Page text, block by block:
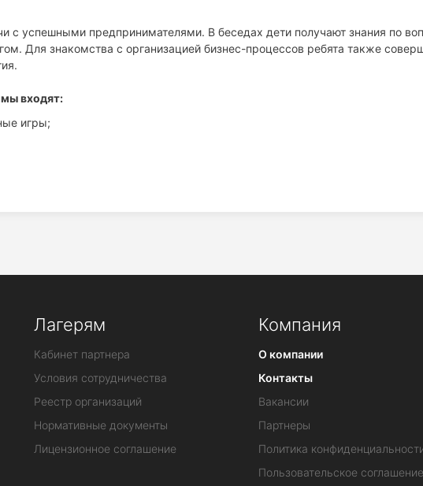
с успешными предпринимателями. В беседах дети получают знания по
Для знакомства с организацией бизнес-процессов ребята также
входят:
игры;
Лагерям
Кабинет партнера
Условия сотрудничества
Реестр организаций
Нормативные документы
Лицензионное соглашение
Компания
О компании
Контакты
Вакансии
Партнеры
Политика
Пользовательское соглашение